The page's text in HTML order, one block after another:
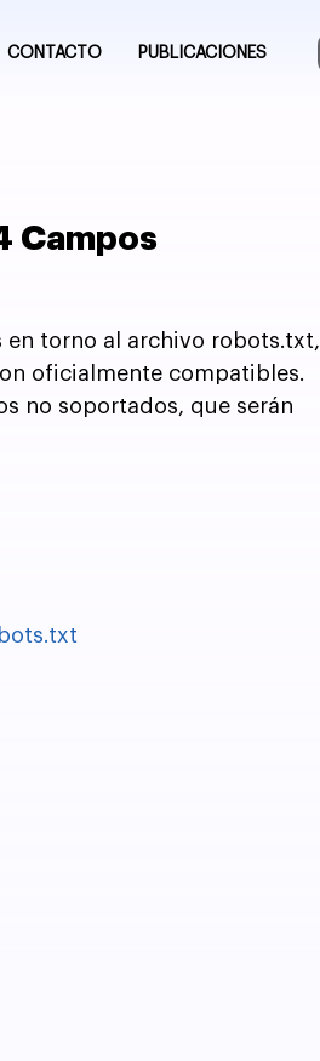
CONTACTO PUBLICACIONES
Campos
en torno al archivo robots.txt,
oficialmente compatibles.
no soportados, que serán